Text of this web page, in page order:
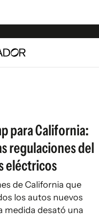
para California:
regulaciones del
eléctricos
de California que
los autos nuevos
medida desató una